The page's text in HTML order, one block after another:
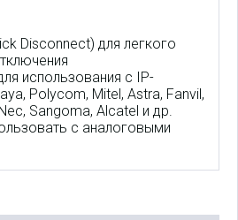
Disconnect) для легкого
использования с IP-
Polycom, Mitel, Astra, Fanvil,
Sangoma, Alcatel и др.
с аналоговыми